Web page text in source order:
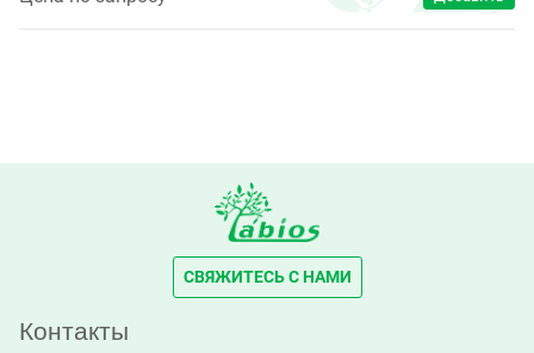
СВЯЖИТЕСЬ С НАМИ
Контакты